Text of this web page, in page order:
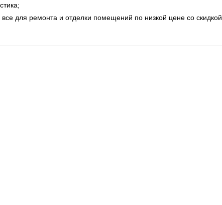
для ремонта и отделки помещений по низкой цене со скидкой